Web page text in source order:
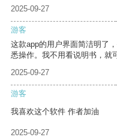
2025-09-27
游客
这款app的用户界面简洁明了
悉操作。我不用看说明书，就
2025-09-27
游客
我喜欢这个软件 作者加油
2025-09-27